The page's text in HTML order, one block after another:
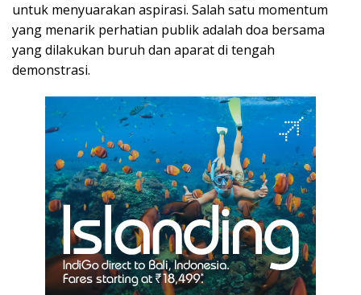
untuk menyuarakan aspirasi. Salah satu momentum
yang menarik perhatian publik adalah doa bersama
yang dilakukan buruh dan aparat di tengah
demonstrasi.